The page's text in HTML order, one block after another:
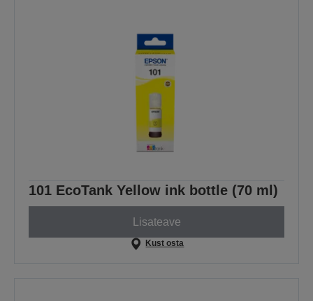
101 EcoTank Yellow ink bottle (70 ml)
Lisateave
Kust osta